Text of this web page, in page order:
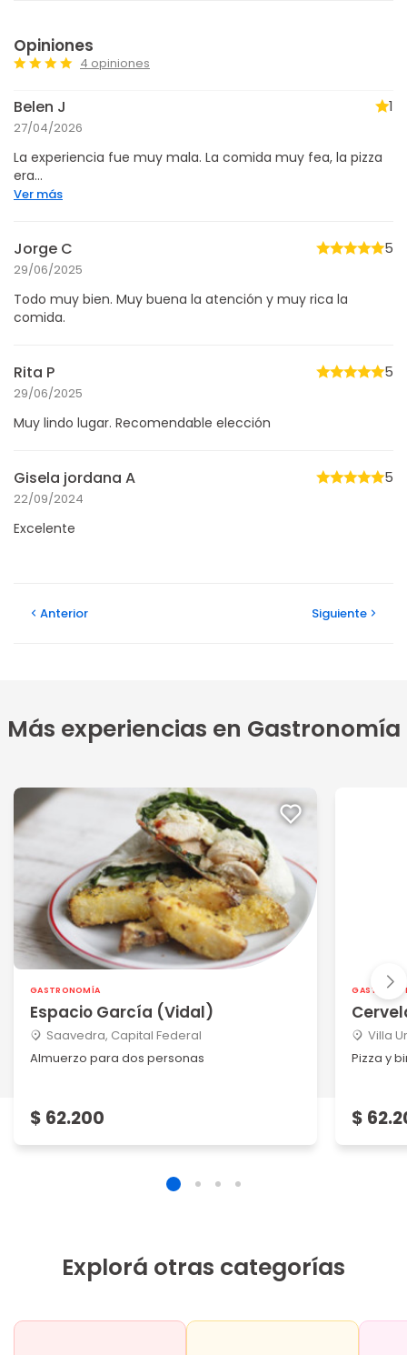
Opiniones
4 opiniones
Belen J
27/04/2026
1
La experiencia fue muy mala. La comida muy fea, la pizza
era...
Ver más
Jorge C
29/06/2025
5
Todo muy bien. Muy buena la atención y muy rica la
comida.
Rita P
29/06/2025
5
Muy lindo lugar. Recomendable elección
Gisela jordana A
22/09/2024
5
Excelente
Anterior Siguiente
Más experiencias en Gastronomía
GASTRONOMÍA
Espacio García (Vidal)
Saavedra, Capital Federal
Almuerzo para dos personas
$ 62.200
Villa
Pizza y
$
Explorá otras categorías